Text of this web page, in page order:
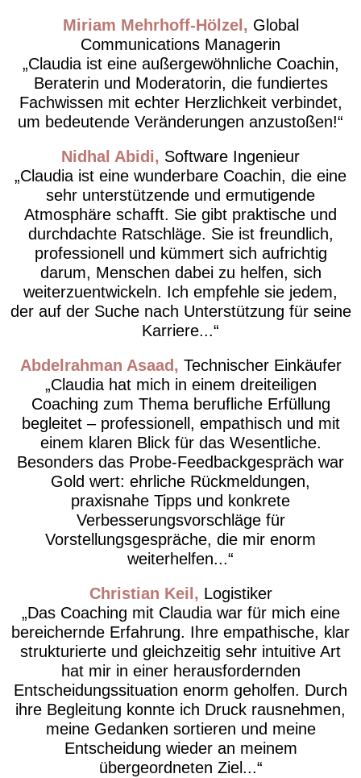
Miriam Mehrhoff-Hölzel
Global
Communications Managerin
Claudia ist eine außergewöhnliche Coachin,
Beraterin und Moderatorin, die fundiertes
Fachwissen mit echter Herzlichkeit verbindet,
um bedeutende Veränderungen anzustoßen!
Nidhal Abidi
Software Ingenieur
Claudia ist eine wunderbare Coachin, die eine
sehr unterstützende und ermutigende
Atmosphäre schafft. Sie gibt praktische und
durchdachte Ratschläge. Sie ist freundlich,
professionell und kümmert sich aufrichtig
darum, Menschen dabei zu helfen, sich
weiterzuentwickeln. Ich empfehle sie jedem,
der auf der Suche nach Unterstützung für seine
Karriere...
Abdelrahman Asaad
Technischer Einkäufer
Claudia hat mich in einem dreiteiligen
Coaching zum Thema berufliche Erfüllung
begleitet – professionell, empathisch und mit
einem klaren Blick für das Wesentliche.
Besonders das Probe-Feedbackgespräch war
Gold wert: ehrliche Rückmeldungen,
praxisnahe Tipps und konkrete
Verbesserungsvorschläge für
Vorstellungsgespräche, die mir enorm
weiterhelfen...
Christian Keil
Logistiker
Das Coaching mit Claudia war für mich eine
bereichernde Erfahrung. Ihre empathische, klar
strukturierte und gleichzeitig sehr intuitive Art
hat mir in einer herausfordernden
Entscheidungssituation enorm geholfen. Durch
ihre Begleitung konnte ich Druck rausnehmen,
meine Gedanken sortieren und meine
Entscheidung wieder an meinem
übergeordneten Ziel...